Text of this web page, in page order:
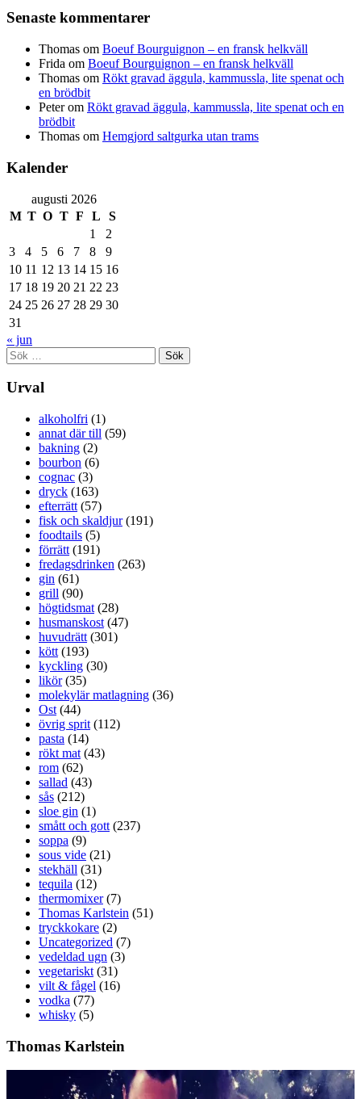
Senaste kommentarer
Thomas om Boeuf Bourguignon – en fransk helkväll
Frida om Boeuf Bourguignon – en fransk helkväll
Thomas om Rökt gravad äggula, kammussla, lite spenat och
en brödbit
Peterom Rökt gravad äggula, kammussla, lite spenat och en
brödbit
Thomas om Hemgjord saltgurka utan trams
Kalender
augusti 2026
M T O T F L
S
1
2
3
4 5 6 7 8
9
10 11 12 13 14 15 16
17 18 19 20 21 22 23
24 25 26 27 28 29 30
31
« jun
Sök
efter:
Urval
alkoholfri (1)
annat där till (59)
bakning (2)
bourbon (6)
cognac (3)
dryck (163)
efterrätt (57)
fisk och skaldjur(191)
foodtails (5)
förrätt (191)
fredagsdrinken (263)
gin (61)
grill (90)
högtidsmat (28)
husmanskost (47)
huvudrätt (301)
kött (193)
kyckling (30)
likör(35)
molekylär matlagning (36)
Ost (44)
övrig sprit (112)
pasta (14)
rökt mat (43)
rom (62)
sallad (43)
sås (212)
sloe gin (1)
smått och gott (237)
soppa (9)
sous vide (21)
stekhäll (31)
tequila (12)
thermomixer(7)
Thomas Karlstein (51)
tryckkokare (2)
Uncategorized (7)
vedeldad ugn (3)
vegetariskt (31)
vilt & fågel (16)
vodka (77)
whisky (5)
Thomas Karlstein